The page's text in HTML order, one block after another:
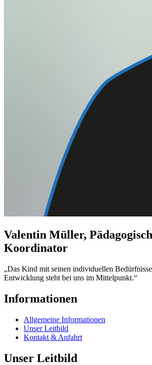
Valentin Müller,
Koordinator
„Das Kind mit seinen individuellen
Entwicklung steht bei uns im Mittelpunkt.“
Informationen
Allgemeine Informationen
Unser Leitbild
Kontakt & Anfahrt
Unser Leitbild